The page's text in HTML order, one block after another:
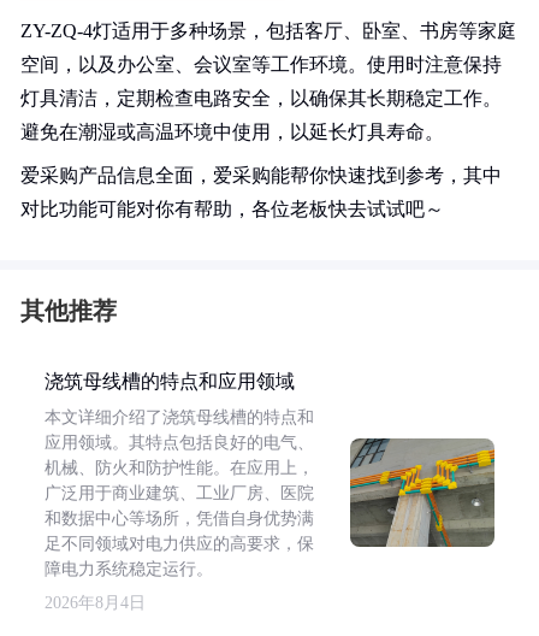
ZY-ZQ-4灯适用于多种场景，包括客厅、卧室、书房等家庭
空间，以及办公室、会议室等工作环境。使用时注意保持
灯具清洁，定期检查电路安全，以确保其长期稳定工作。
避免在潮湿或高温环境中使用，以延长灯具寿命。
爱采购产品信息全面，爱采购能帮你快速找到参考，其中
对比功能可能对你有帮助，各位老板快去试试吧～
其他推荐
浇筑母线槽的特点和应用领域
本文详细介绍了浇筑母线槽的特点和
应用领域。其特点包括良好的电气、
机械、防火和防护性能。在应用上，
广泛用于商业建筑、工业厂房、医院
和数据中心等场所，凭借自身优势满
足不同领域对电力供应的高要求，保
障电力系统稳定运行。
2026年8月4日